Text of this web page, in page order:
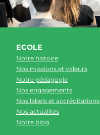
ECOLE
Notre histoire
Nos missions et valeurs
Notre pédagogie
Nos engagements
Nos labels et accréditations
Nos actualités
Notre blog